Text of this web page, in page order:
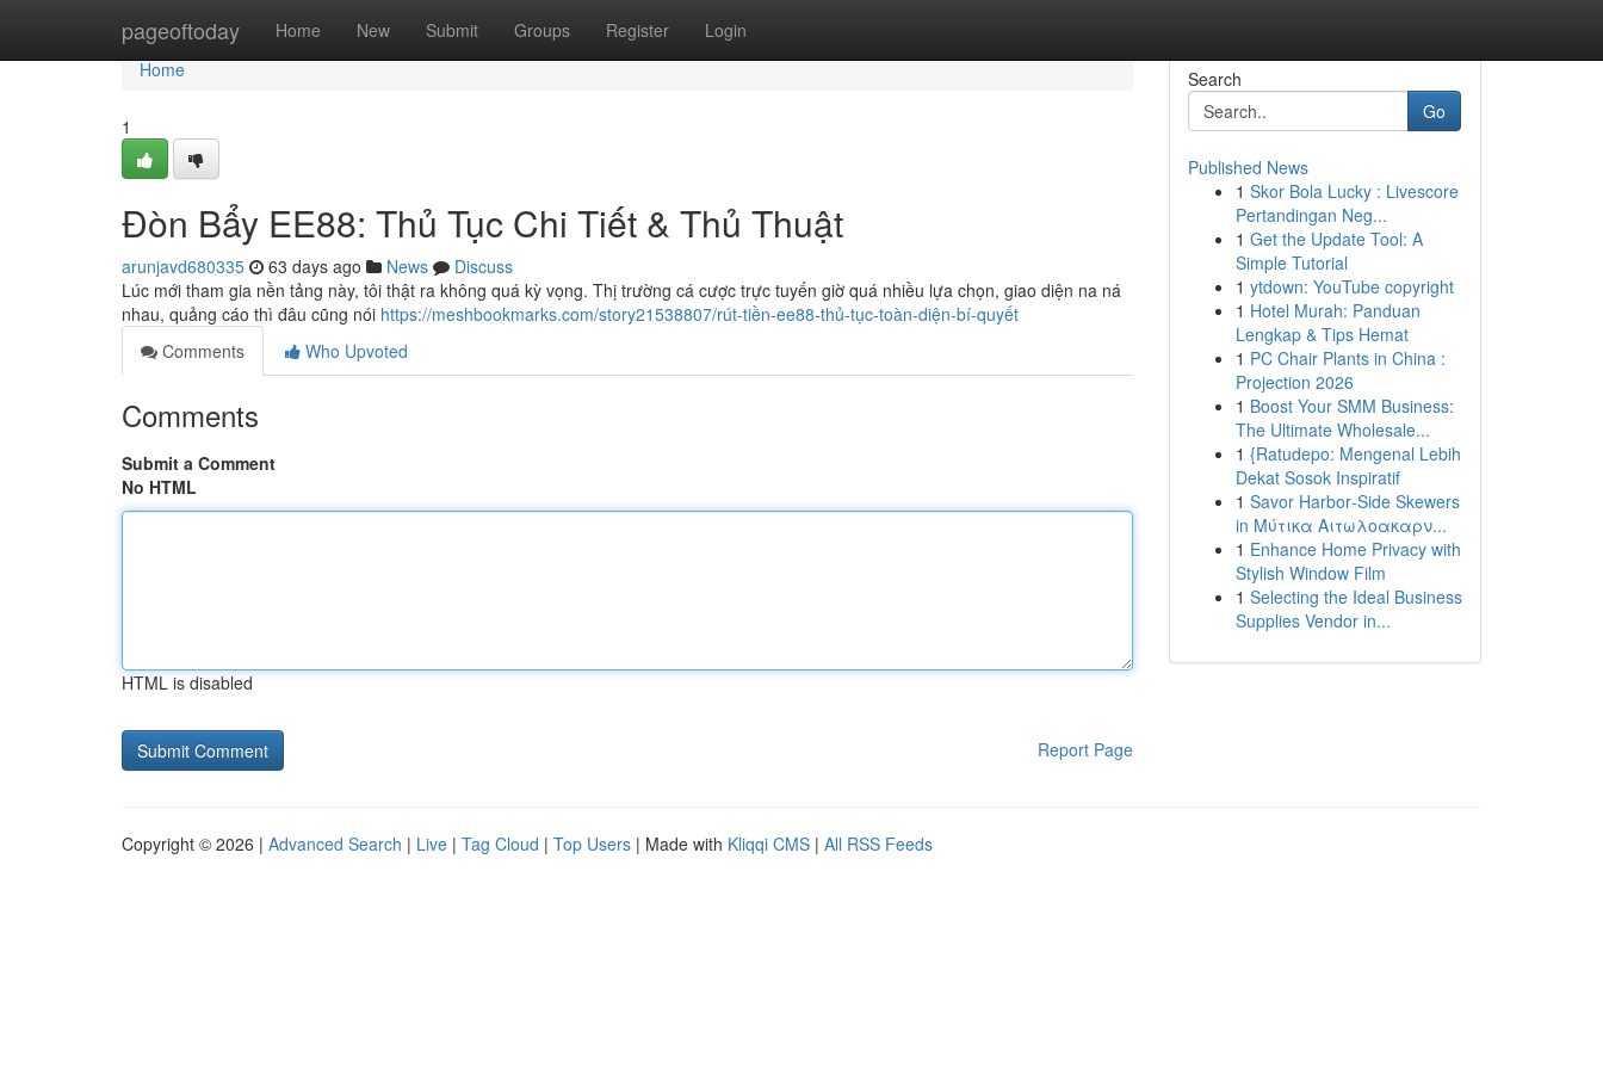
pageoftoday Home New Submit Groups Register Login
Home
Home
1
Đòn Bẩy EE88: Thủ Tục Chi Tiết & Thủ Thuật
arunjavd680335 63 days ago News
Discuss
Lúc mới tham gia nền tảng này, tôi thật ra không quá kỳ vọng. Thị trường cá cược trực tuyến giờ quá nhiều lựa chọn, giao diện na ná
nhau, quảng cáo thì đâu cũng nói https://meshbookmarks.com/story21538807/rút-tiền-ee88-thủ-tục-toàn-diện-bí-quyết
Comments
Who Upvoted
Comments
Submit a Comment
No HTML
HTML is disabled
Report Page
Search
Go
Published News
1 Skor Bola Lucky : Livescore
Pertandingan Neg...
1 Get the Update Tool: A
Simple Tutorial
1 ytdown: YouTube copyright
1 Hotel Murah: Panduan
Lengkap & Tips Hemat
1 PC Chair Plants in China :
Projection 2026
1 Boost Your SMM Business:
The Ultimate Wholesale...
1 {Ratudepo: Mengenal Lebih
Dekat Sosok Inspiratif
1 Savor Harbor‑Side Skewers
in Μύτικα Αιτωλοακαρν...
1 Enhance Home Privacy with
Stylish Window Film
1 Selecting the Ideal Business
Supplies Vendor in...
Copyright © 2026 | Advanced Search | Live | Tag Cloud | Top Users | Made with Kliqqi CMS | All RSS Feeds